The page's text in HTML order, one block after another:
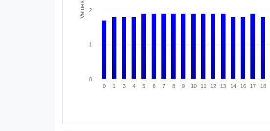
Values
0 1 3 4 5 6 7 8 9 10 11 12 13 14 16 17 18
0
1
2